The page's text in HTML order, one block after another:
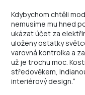
Kdybychom chtěli
nemusíme mu hned
ukázat účet za
uloženy ostatky
varovná kontrolka a
už je trochu moc.
středověkem,
interiérový design.“